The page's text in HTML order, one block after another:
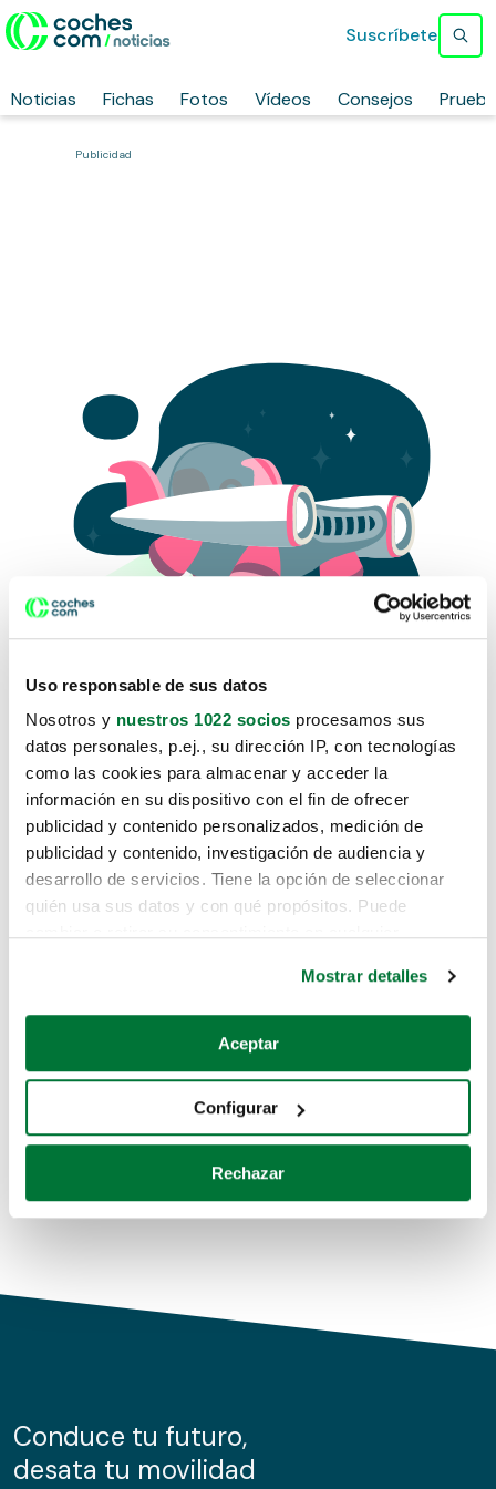
Uso responsable de sus datos
Nosotros y nuestros 1022 socios procesamos sus
datos personales, p.ej., su dirección IP, con tecnologías
como las cookies para almacenar y acceder la
información en su dispositivo con el fin de ofrecer
publicidad y contenido personalizados, medición de
publicidad y contenido, investigación de audiencia y
desarrollo de servicios. Tiene la opción de seleccionar
quién usa sus datos y con qué propósitos. Puede
Si lo permite, también quisiéramos:
Recopilar información sobre su ubicación geográfica
Identificar su dispositivo analizándolo activamente
para buscar características específicas (huellas
Obtenga más información sobre cómo se procesan sus
de cookies.
información sobre el uso que haga del sitio web con
nuestros partners de redes sociales, publicidad y análisis
Mostrar detalles
Aceptar
Configurar
Rechazar
Noticias Fichas Fotos Vídeos Consejos
Suscríbete
Publicidad
Lo sentimos, no sabemos como
te hemos traido hasta aquí.
Pero puedes encontrar el coche que estás
buscando en alguno de estos enlaces:
Coches de segunda mano
Coches de km0
Conduce tu futuro,
desata tu movilidad